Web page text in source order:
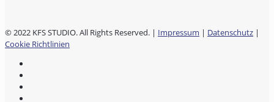
© 2022 KFS STUDIO. All Rights Reserved. | Impressum | Datenschutz |
Cookie Richtlinien